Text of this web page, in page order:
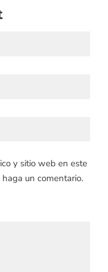
y sitio web en este
un comentario.